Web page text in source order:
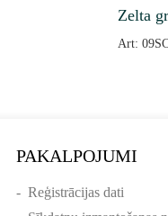
Zelta
Art:
PAKALPOJUMI
- Reģistrācijas dati